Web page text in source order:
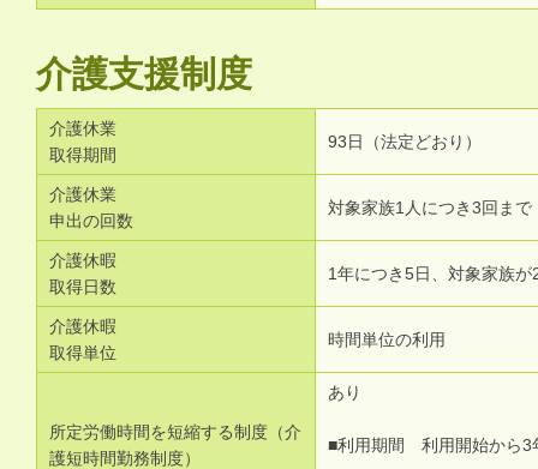
介護支援制度
介護休業
取得期間
93日（法定どおり）
介護休業
申出の回数
対象家族1人につき3回まで
介護休暇
取得日数
1年につき5日、対象家族
介護休暇
取得単位
時間単位の利用
所定労働時間を短縮する制度（介
護短時間勤務制度）
あり
■利用期間 利用開始から3